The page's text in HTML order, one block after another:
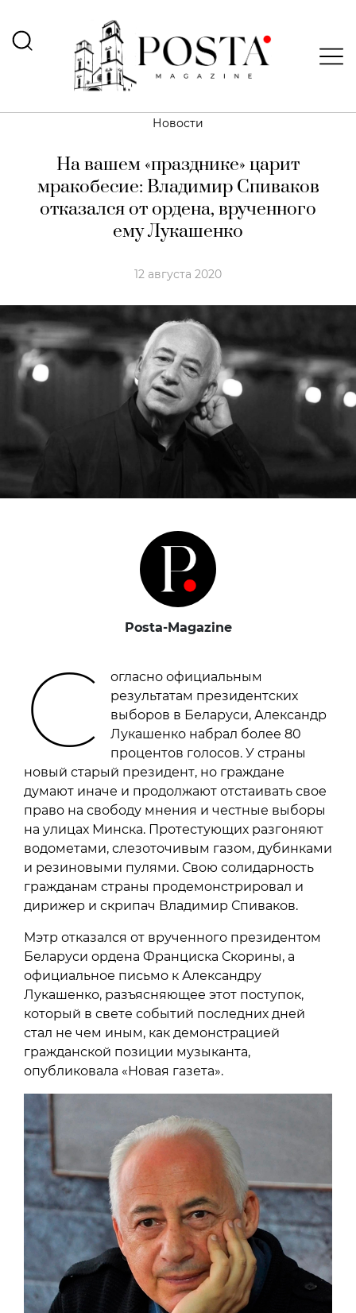
Новости
На вашем «празднике» царит
мракобесие: Владимир Спиваков
отказался от ордена, врученного
ему Лукашенко
12 августа 2020
Posta-Magazine
С
огласно официальным
результатам президентских
выборов в Беларуси, Александр
Лукашенко набрал более 80
процентов голосов. У страны
новый старый президент, но граждане
думают иначе и продолжают отстаивать свое
право на свободу мнения и честные выборы
на улицах Минска. Протестующих разгоняют
водометами, слезоточивым газом, дубинками
и резиновыми пулями. Свою солидарность
гражданам страны продемонстрировал и
дирижер и скрипач Владимир Спиваков.
Мэтр отказался от врученного президентом
Беларуси ордена Франциска Скорины, а
официальное письмо к Александру
Лукашенко, разъясняющее этот поступок,
который в свете событий последних дней
стал не чем иным, как демонстрацией
гражданской позиции музыканта,
опубликовала «Новая газета».